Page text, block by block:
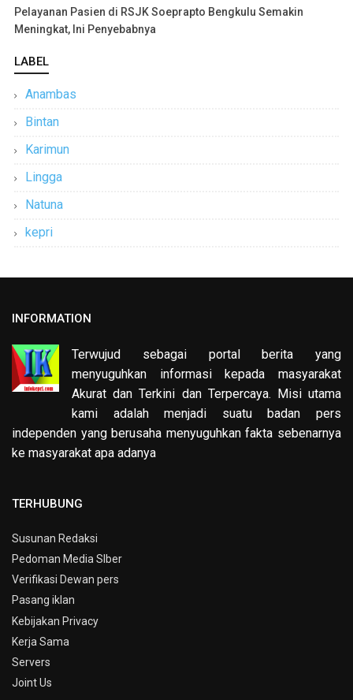
Pelayanan Pasien di RSJK Soeprapto Bengkulu Semakin
Meningkat, Ini Penyebabnya
LABEL
Anambas
Bintan
Karimun
Lingga
Natuna
kepri
INFORMATION
Terwujud sebagai portal berita yang
menyuguhkan informasi kepada masyarakat
Akurat dan Terkini dan Terpercaya. Misi utama
kami adalah menjadi suatu badan pers
independen yang berusaha menyuguhkan fakta sebenarnya
ke masyarakat apa adanya
TERHUBUNG
Susunan Redaksi
Pedoman Media SIber
Verifikasi Dewan pers
Pasang iklan
Kebijakan Privacy
Kerja Sama
Servers
Joint Us